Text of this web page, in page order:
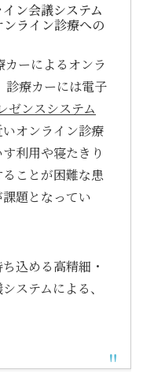
ン会議システム
ライン診療への
ーによるオンラ
診療カーには電子
ゼンスシステム
オンライン診療
利用や寝たきり
ことが困難な患
題となってい
込める高精細・
ステムによる、